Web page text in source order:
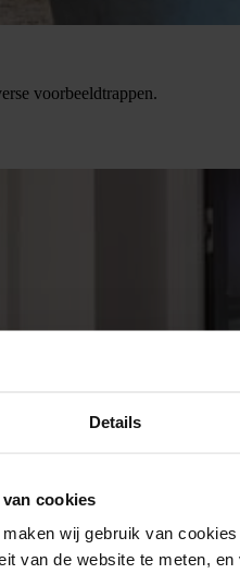
Details
cookies
wij gebruik van
van de website te meten,
voorbeeldtrappen.